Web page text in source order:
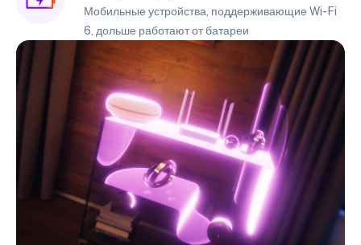
Мобильные устройства, поддерживающие Wi-Fi
6, дольше работают от батареи